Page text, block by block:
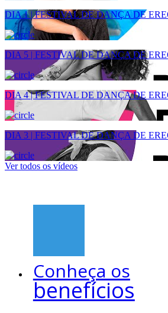
DIA 1 | FESTIVAL DE DANÇA DE
DIA 5 | FESTIVAL DE DANÇA DE
DIA 4 | FESTIVAL DE DANÇA DE
DIA 3 | FESTIVAL DE DANÇA DE
Ver todos os vídeos
Conheça os
benefícios